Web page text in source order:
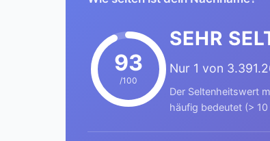
93
/100
SEHR
Nur 1 von
Der Seltenheitswert
häufig bedeutet (> 10